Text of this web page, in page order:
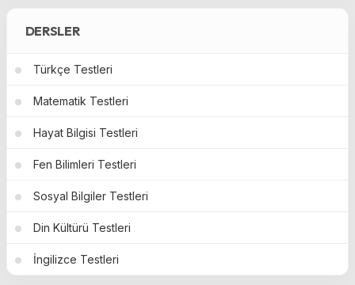
DERSLER
Türkçe Testleri
Matematik Testleri
Hayat Bilgisi Testleri
Fen Bilimleri Testleri
Sosyal Bilgiler Testleri
Din Kültürü Testleri
İngilizce Testleri